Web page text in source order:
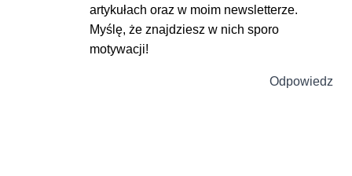
artykułach oraz w moim newsletterze.
Myślę, że znajdziesz w nich sporo
motywacji!
Odpowiedz